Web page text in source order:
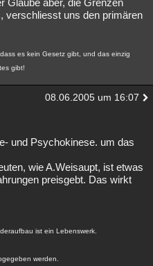
Glaube aber, die Grenzen
verschliesst uns den primären
es kein Gesetz gibt, und das einzig
gibt!
08.06.2005 um 16:07
und Psychokinese. um das
wie A.Weisaupt, ist etwas
preisgebt. Das wirkt
ist ein Lebenswerk.
werden.